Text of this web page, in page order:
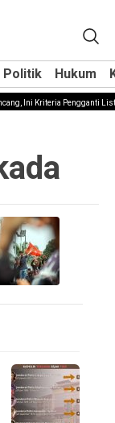
Politik Hukum
Politik Hukum
Ini Kriteria Pengganti